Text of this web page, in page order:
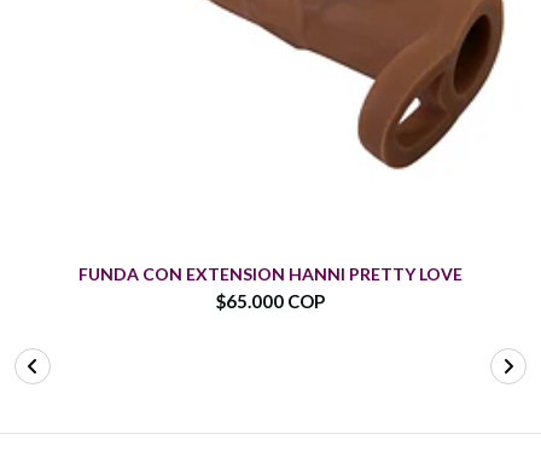
FUNDA CON EXTENSION HANNI PRETTY LOVE
$65.000 COP